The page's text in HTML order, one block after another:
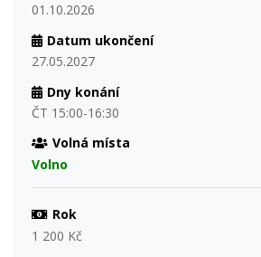
01.10.2026
Datum ukončení
27.05.2027
Dny konání
ČT 15:00-16:30
Volná místa
Volno
Rok
1 200 Kč